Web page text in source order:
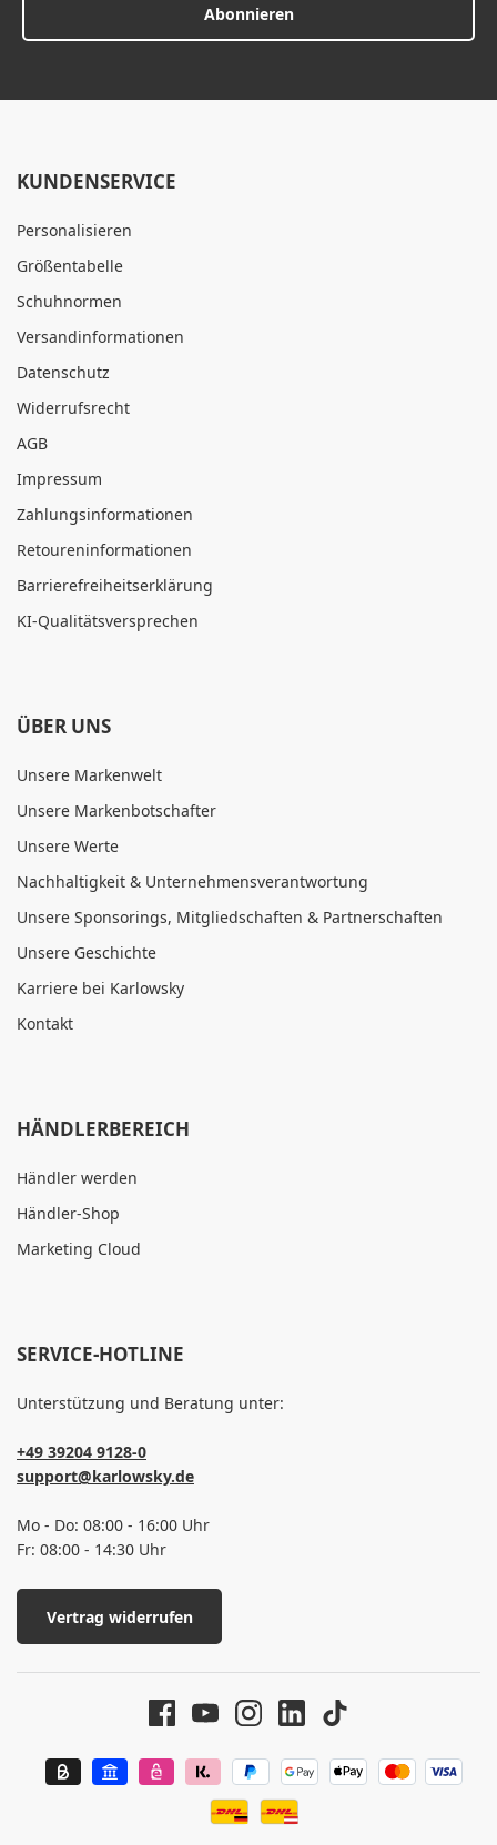
Abonnieren
KUNDENSERVICE
Personalisieren
Größentabelle
Schuhnormen
Versandinformationen
Datenschutz
Widerrufsrecht
AGB
Impressum
Zahlungsinformationen
Retoureninformationen
Barrierefreiheitserklärung
KI-Qualitätsversprechen
ÜBER UNS
Unsere Markenwelt
Unsere Markenbotschafter
Unsere Werte
Nachhaltigkeit & Unternehmensverantwortung
Unsere Sponsorings, Mitgliedschaften & Partnerschaften
Unsere Geschichte
Karriere bei Karlowsky
Kontakt
HÄNDLERBEREICH
Händler werden
Händler-Shop
Marketing Cloud
SERVICE-HOTLINE
Unterstützung und Beratung unter:
+49 39204 9128-0
support@karlowsky.de
Mo - Do: 08:00 - 16:00 Uhr
Fr: 08:00 - 14:30 Uhr
Vertrag widerrufen